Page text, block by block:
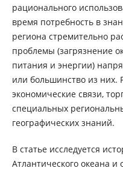
рационального
время потребность в
региона стремительно
проблемы (загрязнение
питания и энергии)
или большинство из
экономические связи,
специальных
географических знаний.
В статье исследуется
Атлантического океана